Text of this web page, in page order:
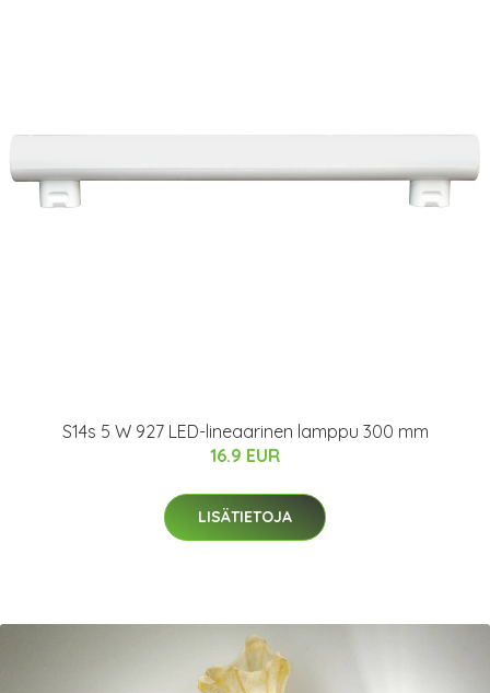
S14s 5 W 927 LED-lineaarinen lamppu 300 mm
16.9 EUR
LISÄTIETOJA